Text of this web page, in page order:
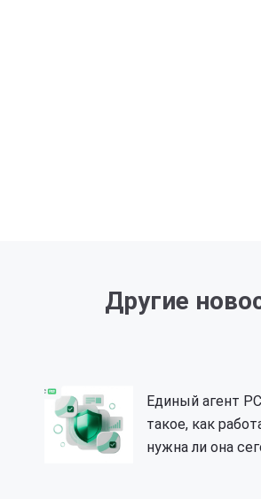
Другие
Единый агент
такое, как
нужна ли она